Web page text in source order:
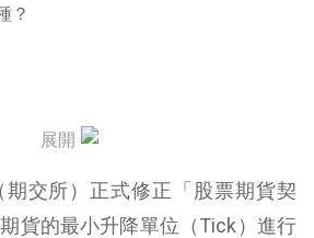
？
麼辦？
展開
交所）正式修正「股票期貨契
貨的最小升降單位（Tick）進行